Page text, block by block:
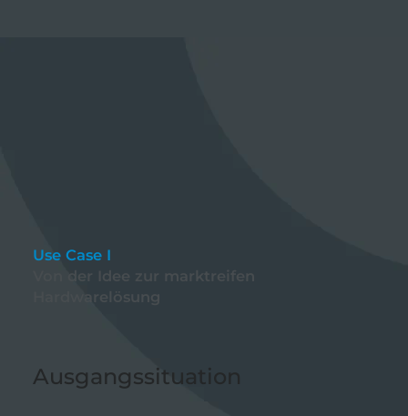
Use Case I
Von der Idee zur marktreifen
Hardwarelösung
Ausgangssituation